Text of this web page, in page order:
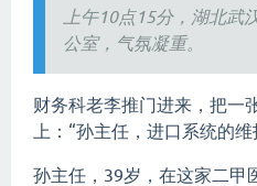
上午10点15分，湖北武
公室，气氛凝重。
财务科老李推门进来，把一
上：“孙主任，进口系统的
孙主任，39岁，在这家二甲